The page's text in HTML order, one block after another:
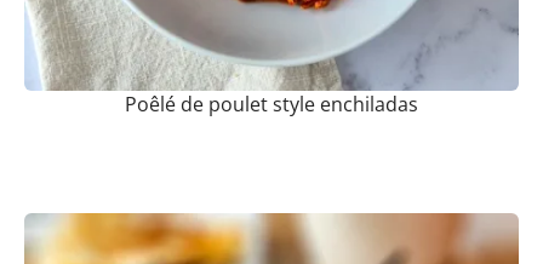
Poêlé de poulet style enchiladas